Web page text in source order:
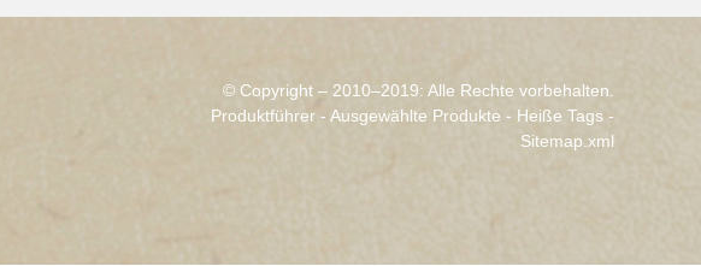
© Copyright – 2010–2019: Alle Rechte vorbehalten.
Produktführer - Ausgewählte Produkte - Heiße Tags -
Sitemap.xml